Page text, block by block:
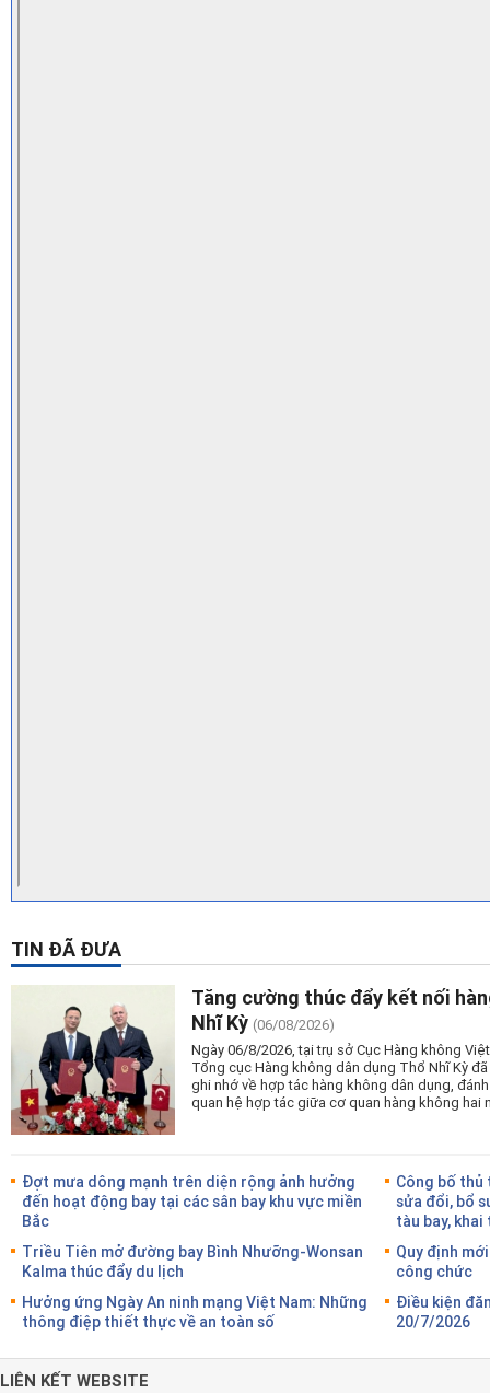
TIN ĐÃ ĐƯA
Tăng cường thúc đẩy kết nối
Nhĩ Kỳ (06/08/2026)
Ngày 06/8/2026, tại trụ sở Cục Hàng không
Tổng cục Hàng không dân dụng Thổ Nhĩ Kỳ
ghi nhớ về hợp tác hàng không dân dụng,
quan hệ hợp tác giữa cơ quan hàng không hai
Đợt mưa dông mạnh trên diện rộng ảnh hưởng
đến hoạt động bay tại các sân bay khu vực miền
Bắc
Triều Tiên mở đường bay Bình Nhưỡng-Wonsan
Kalma thúc đẩy du lịch
Hưởng ứng Ngày An ninh mạng Việt Nam: Những
thông điệp thiết thực về an toàn số
Công bố thủ
sửa đổi, bổ
tàu bay,
Quy định
công chức
Điều kiện
20/7/2026
LIÊN KẾT WEBSITE